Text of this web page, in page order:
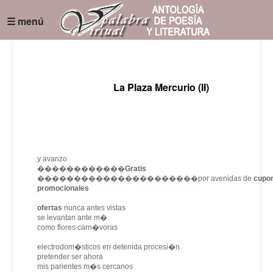
☰ menú
La Plaza Mercurio (II)
y avanzo
������������Gratis
����������������������por avenidas de
promocionales
ofertas nunca antes vistas
se levantan ante m�
como flores carn�voras
electrodom�sticos en detenida procesi�n
pretender ser ahora
mis parientes m�s cercanos